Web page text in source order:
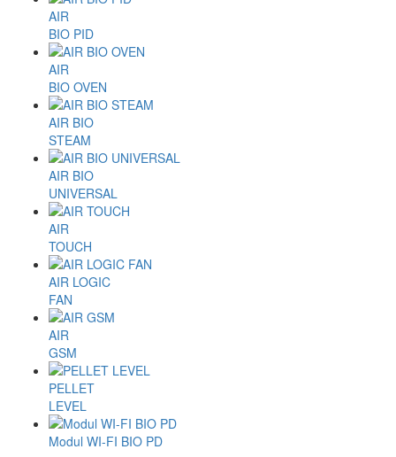
AIR
BIO PID
AIR
BIO OVEN
AIR BIO
STEAM
AIR BIO
UNIVERSAL
AIR
TOUCH
AIR LOGIC
FAN
AIR
GSM
PELLET
LEVEL
Modul WI-FI BIO PD